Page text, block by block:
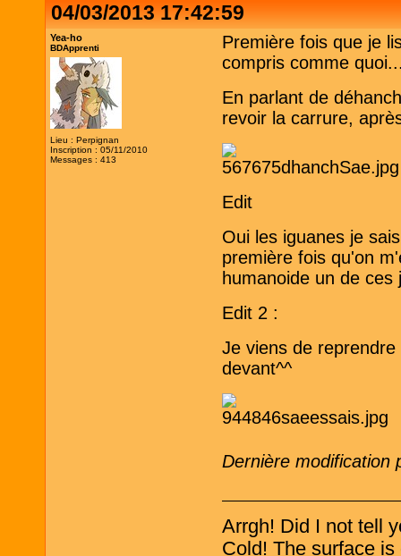
04/03/2013 17:42:59
Yea-ho
BDApprenti
Lieu : Perpignan
Inscription : 05/11/2010
Messages : 413
Première fois que je
compris comme
En parlant de
revoir la carrure,
Edit
Oui les iguanes je
première fois qu'on
humanoide un de ces
Edit 2 :
Je viens de
devant^^
Dernière modification
Arrgh! Did I not tell
Cold! The surface